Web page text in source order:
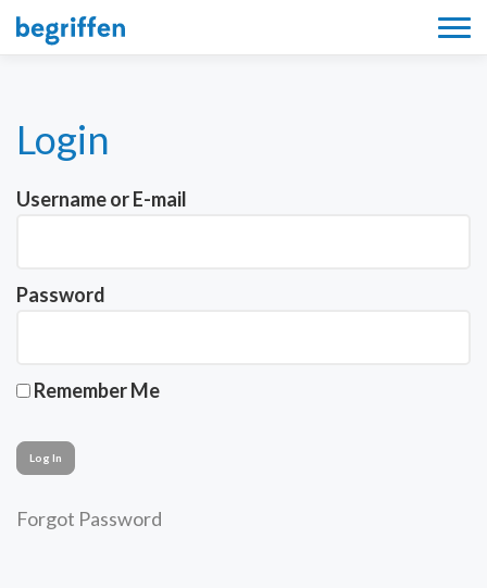
Login
Username or E-mail
Password
Remember Me
Forgot Password